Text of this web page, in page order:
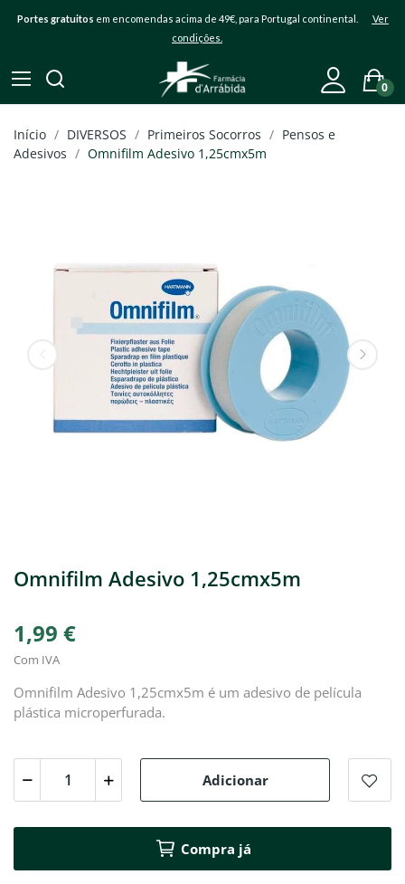
Portes gratuitos em encomendas acima de 49€, para Portugal continental. Ver
condições.
0
Início DIVERSOS Primeiros Socorros
Pensos e
Adesivos
Omnifilm Adesivo 1,25cmx5m
Omnifilm Adesivo 1,25cmx5m
1,99 €
Com IVA
Omnifilm Adesivo 1,25cmx5m é um adesivo de película
plástica microperfurada.
Adicionar
Compra já